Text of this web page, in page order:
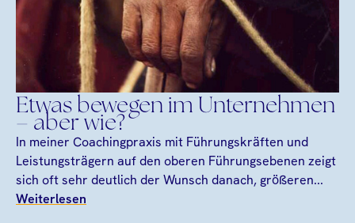
Etwas bewegen im Unternehmen
– aber wie?
In meiner Coachingpraxis mit Führungskräften und
Leistungsträgern auf den oberen Führungsebenen zeigt
sich oft sehr deutlich der Wunsch danach, größeren...
Weiterlesen